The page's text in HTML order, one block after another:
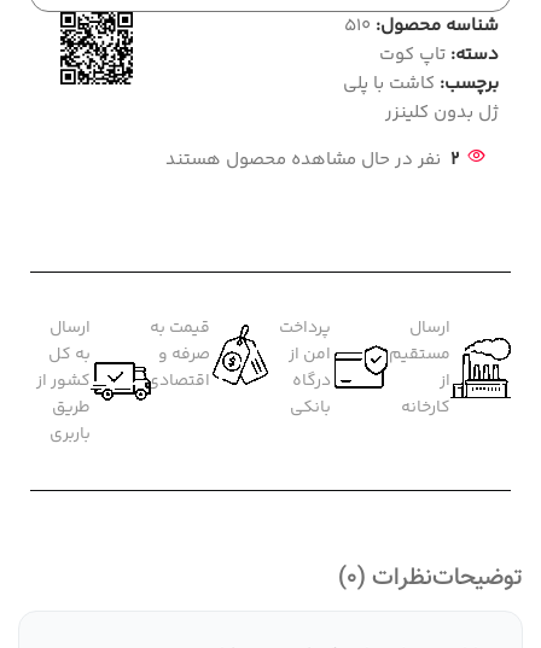
شناسه محصول: 510
دسته: تاپ کوت
برچسب: کاشت با پلی
ژل بدون کلینزر
2 نفر در حال مشاهده محصول هستند
ارسال
مستقیم
از
کارخانه
پرداخت
امن از
درگاه
بانکی
قیمت به
صرفه و
اقتصادی
ارسال
به کل
کشور از
طریق
باربری
توضیحاتنظرات (0)